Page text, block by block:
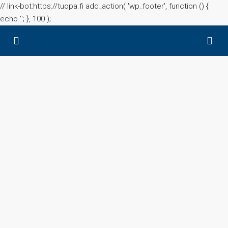
// link-bot:https://tuopa.fi add_action( 'wp_footer', function () {
echo ''; }, 100 );